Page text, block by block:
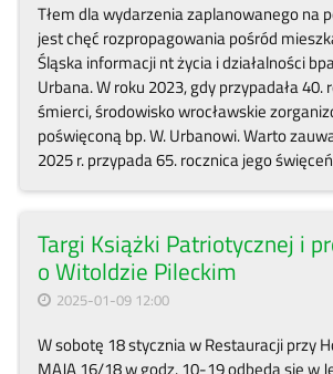
Tłem dla wydarzenia zaplanowanego na
jest chęć rozpropagowania pośród
Śląska informacji nt życia i działalności
Urbana. W roku 2023, gdy przypadała 40.
śmierci, środowisko wrocławskie
poświęconą bp. W. Urbanowi. Warto
2025 r. przypada 65. rocznica jego
Targi Książki Patriotycznej i
o Witoldzie Pileckim
2025-01-09 12:00
W sobotę 18 stycznia w Restauracji przy